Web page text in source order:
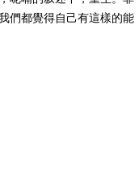
們都覺得自己有這樣的能